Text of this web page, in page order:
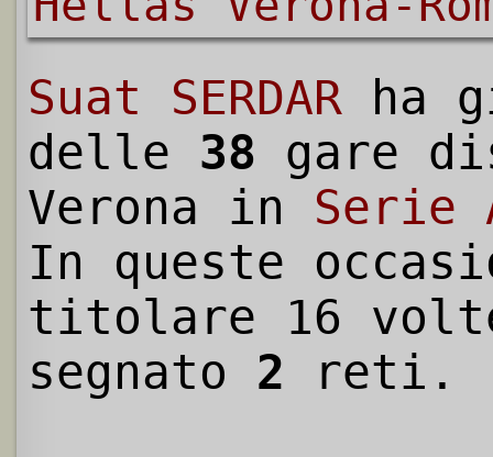
Suat SERDAR ha
delle 38 gare
Verona in Serie
In queste
titolare 16
segnato 2 reti.